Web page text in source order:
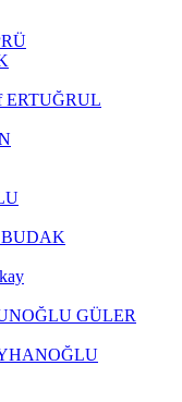
ERTUĞRUL
BUDAK
GÜLER